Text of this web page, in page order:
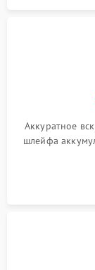
Аккуратное
шлейфа